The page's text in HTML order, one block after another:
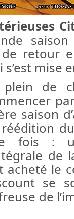
de retour
mise
de
saison
fois :
de
acheté le
se
de